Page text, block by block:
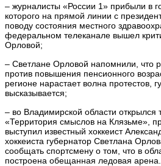
– журналисты «России 1» прибыли в
которого на прямой линии с
поводу состояния местного
федеральном телеканале вышел
Орловой;
– Светлане Орловой напомнили, что
против повышения пенсионного
регионе нарастает волна протестов,
высказывается;
– во Владимирской области
«Территория смыслов на Клязьме»,
выступил известный хоккеист
хоккеиста губернатор Светлана
сообщать спортсмену о том, что в
построена обещанная ледовая арена.